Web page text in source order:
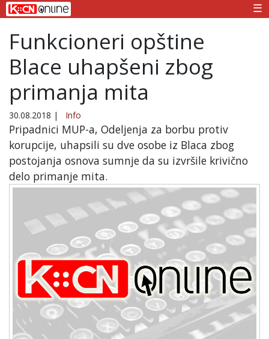
☰
Funkcioneri opštine
Blace uhapšeni zbog
primanja mita
30.08.2018 | Info
Pripadnici MUP-a, Odeljenja za borbu protiv
korupcije, uhapsili su dve osobe iz Blaca zbog
postojanja osnova sumnje da su izvršile krivično
delo primanje mita.